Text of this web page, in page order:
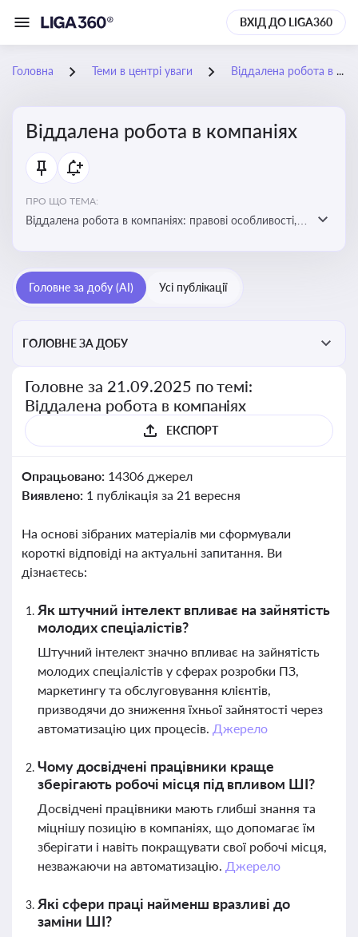
ВХІД ДО LIGA360
Головна Теми в центрі уваги Віддалена робота в компаніях
Віддалена робота в компаніях
ПРО ЩО ТЕМА:
Віддалена робота в компаніях: правові особливості,
Головне за добу (AI) Усі публікації
ГОЛОВНЕ ЗА ДОБУ
Головне за 21.09.2025 по темі:
Віддалена робота в компаніях
ЕКСПОРТ
Опрацьовано: 14306 джерел
Виявлено: 1 публікація за 21 вересня
На основі зібраних матеріалів ми сформували
короткі відповіді на актуальні запитання. Ви
дізнаєтесь:
Як штучний інтелект впливає на зайнятість
молодих спеціалістів?
Штучний інтелект значно впливає на зайнятість
молодих спеціалістів у сферах розробки ПЗ,
маркетингу та обслуговування клієнтів,
призводячи до зниження їхньої зайнятості через
автоматизацію цих процесів. Джерело
Чому досвідчені працівники краще
зберігають робочі місця під впливом ШІ?
Досвідчені працівники мають глибші знання та
міцнішу позицію в компаніях, що допомагає їм
зберігати і навіть покращувати свої робочі місця,
незважаючи на автоматизацію. Джерело
Які сфери праці найменш вразливі до
заміни ШІ?